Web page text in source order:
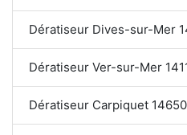
Dératiseur Dives-sur-Mer
Dératiseur Ver-sur-Mer
Dératiseur Carpiquet 14650